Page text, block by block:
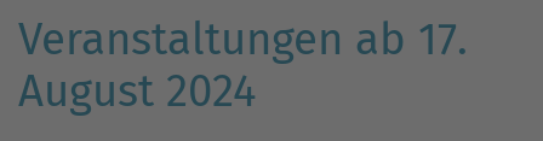
Veranstaltungen ab 17.
August 2024